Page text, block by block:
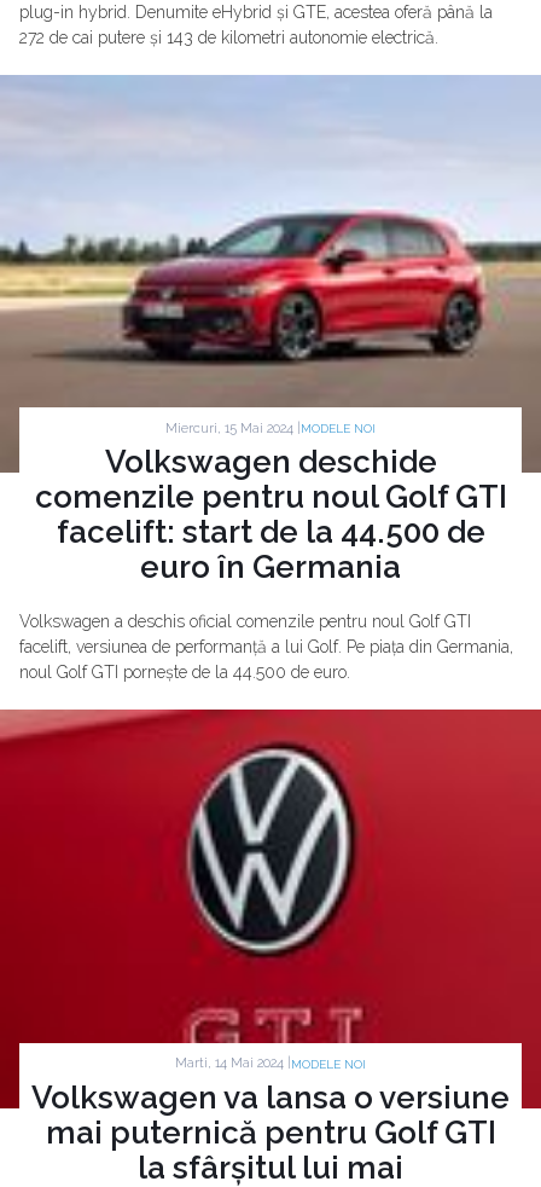
plug-in hybrid. Denumite eHybrid și GTE, acestea oferă până la
272 de cai putere și 143 de kilometri autonomie electrică.
Miercuri, 15 Mai 2024 | MODELE NOI
Volkswagen deschide
comenzile pentru noul Golf GTI
facelift: start de la 44.500 de
euro în Germania
Volkswagen a deschis oficial comenzile pentru noul Golf GTI
facelift, versiunea de performanță a lui Golf. Pe piața din Germania,
noul Golf GTI pornește de la 44.500 de euro.
Marti, 14 Mai 2024 | MODELE NOI
Volkswagen va lansa o versiune
mai puternică pentru Golf GTI
la sfârșitul lui mai